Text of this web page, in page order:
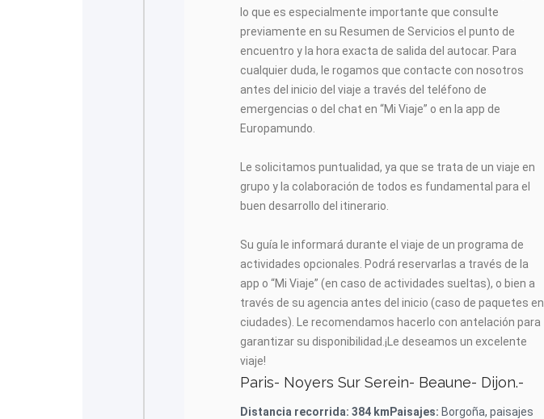
lo que es especialmente importante que consulte
previamente en su Resumen de Servicios el punto de
encuentro y la hora exacta de salida del autocar. Para
cualquier duda, le rogamos que contacte con nosotros
antes del inicio del viaje a través del teléfono de
emergencias o del chat en “Mi Viaje” o en la app de
Europamundo.
Le solicitamos puntualidad, ya que se trata de un viaje en
grupo y la colaboración de todos es fundamental para el
buen desarrollo del itinerario.
Su guía le informará durante el viaje de un programa de
actividades opcionales. Podrá reservarlas a través de la
app o “Mi Viaje” (en caso de actividades sueltas), o bien a
través de su agencia antes del inicio (caso de paquetes en
ciudades). Le recomendamos hacerlo con antelación para
garantizar su disponibilidad.¡Le deseamos un excelente
viaje!
Paris- Noyers Sur Serein- Beaune- Dijon.-
Distancia recorrida: 384 km Paisajes: Borgoña, paisajes